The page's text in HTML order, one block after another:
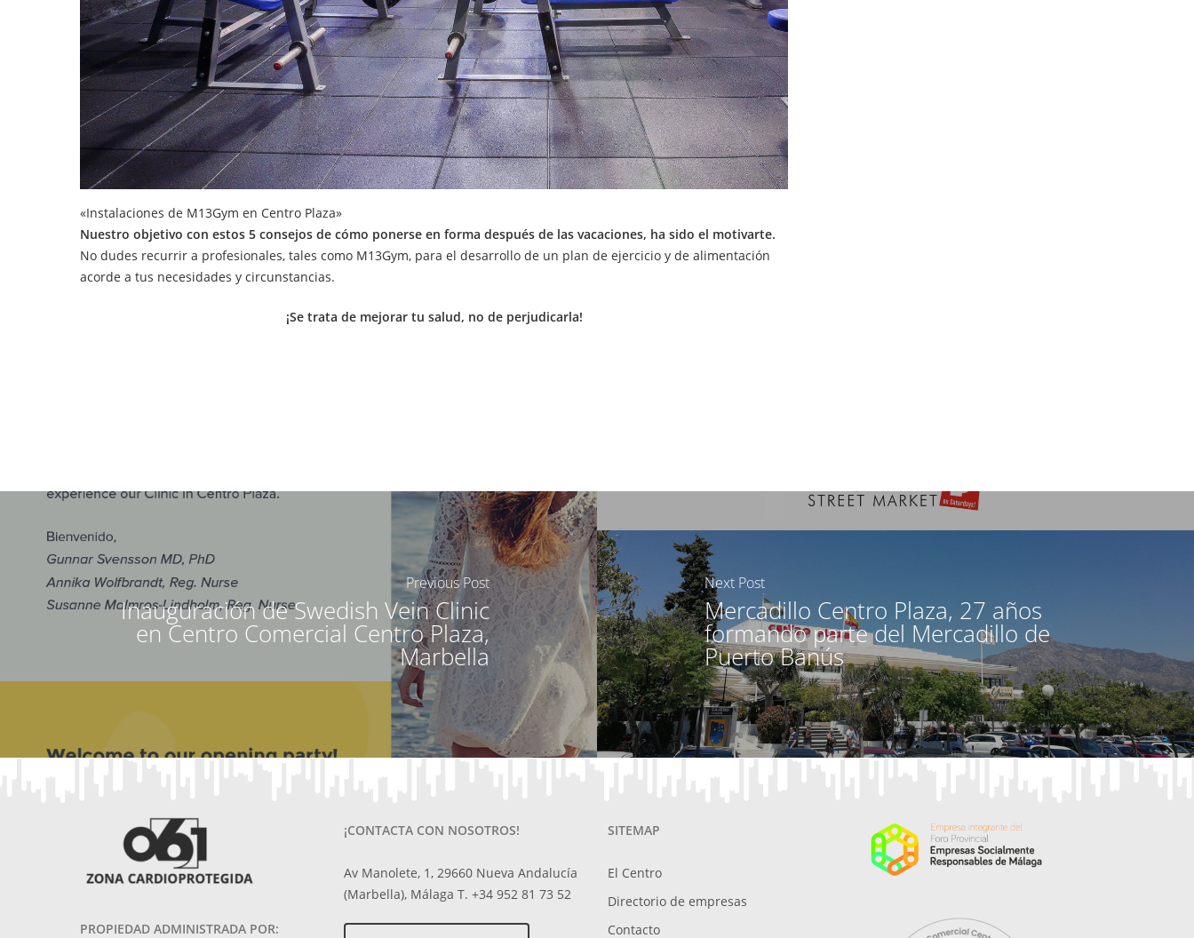
«Instalaciones de M13Gym en Centro Plaza»
Nuestro objetivo con estos 5 consejos de cómo ponerse en forma después de las vacaciones, ha sido el motivarte.
No dudes recurrir a profesionales, tales como M13Gym, para el desarrollo de un plan de ejercicio y de alimentación
acorde a tus necesidades y circunstancias.
¡Se trata de mejorar tu salud, no de perjudicarla!
Previous Post
Inauguración de Swedish Vein Clinic
en Centro Comercial Centro Plaza,
Marbella
Next Post
Mercadillo Centro Plaza, 27 años
formando parte del Mercadillo de
Puerto Banús
PROPIEDAD ADMINISTRADA POR:
¡CONTACTA CON NOSOTROS!
Av Manolete, 1, 29660 Nueva Andalucía
(Marbella), Málaga T. +34 952 81 73 52
SITEMAP
El Centro
Directorio de empresas
Contacto